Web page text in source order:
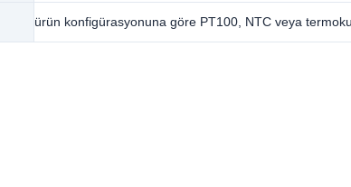
ürün konfigürasyonuna göre PT100, NTC veya